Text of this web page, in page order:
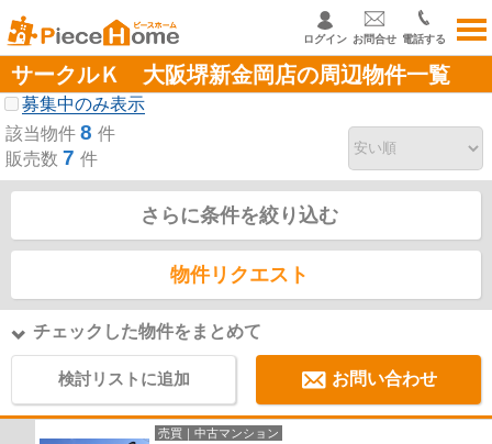
ログイン お問合せ 電話する
サークルＫ 大阪堺新金岡店の周辺物件一覧
募集中のみ表示
該当物件 8 件
販売数 7 件
さらに条件を絞り込む
物件リクエスト
チェックした物件をまとめて
検討リストに追加 お問い合わせ
売買｜中古マンション